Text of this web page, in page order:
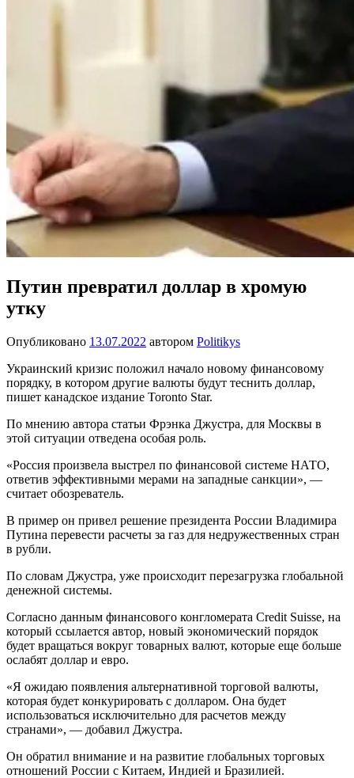
Путин превратил доллар в хромую
утку
Опубликовано 13.07.2022 автором Politikys
Украинский кризис положил начало новому финансовому
порядку, в котором другие валюты будут теснить доллар,
пишет канадское издание Toronto Star.
По мнению автора статьи Фрэнка Джустра, для Москвы в
этой ситуации отведена особая роль.
«Россия произвела выстрел по финансовой системе НАТО,
ответив эффективными мерами на западные санкции», —
считает обозреватель.
В пример он привел решение президента России Владимира
Путина перевести расчеты за газ для недружественных стран
в рубли.
По словам Джустра, уже происходит перезагрузка глобальной
денежной системы.
Согласно данным финансового конгломерата Credit Suisse, на
который ссылается автор, новый экономический порядок
будет вращаться вокруг товарных валют, которые еще больше
ослабят доллар и евро.
«Я ожидаю появления альтернативной торговой валюты,
которая будет конкурировать с долларом. Она будет
использоваться исключительно для расчетов между
странами», — добавил Джустра.
Он обратил внимание и на развитие глобальных торговых
отношений России с Китаем, Индией и Бразилией.